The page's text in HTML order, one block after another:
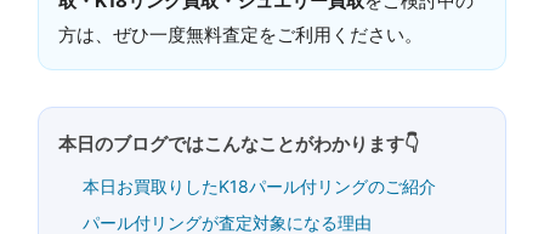
方は、ぜひ一度無料査定をご利用ください。
本日のブログではこんなことがわかります👇
本日お買取りしたK18パール付リングのご紹介
パール付リングが査定対象になる理由